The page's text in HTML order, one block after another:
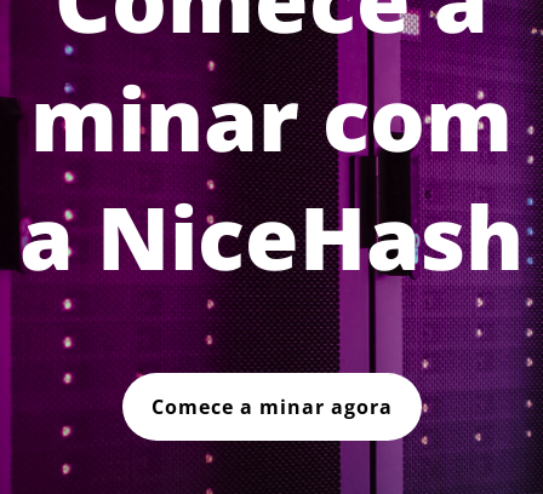
minar com
a NiceHash
Comece a minar agora